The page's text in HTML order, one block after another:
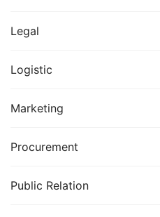
Legal
Logistic
Marketing
Procurement
Public Relation